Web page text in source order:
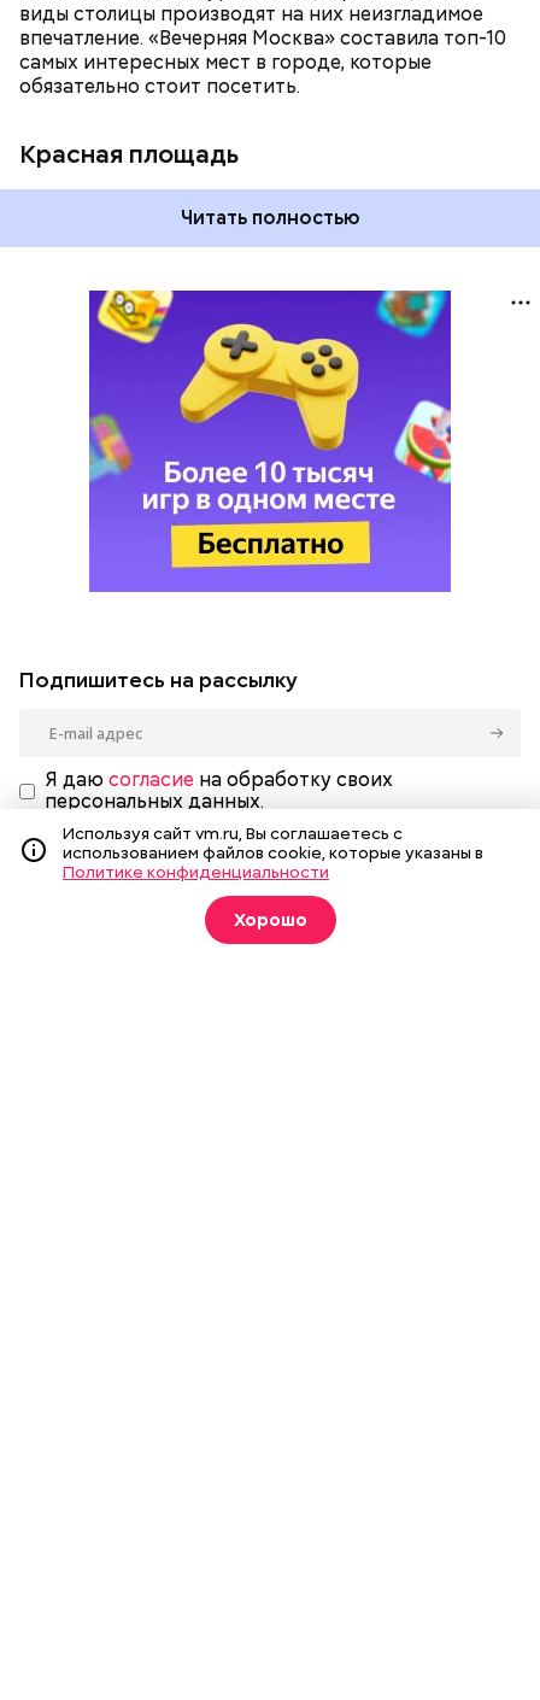
виды столицы производят на них неизгладимое
впечатление. «Вечерняя Москва» составила топ-10
самых интересных мест в городе, которые
обязательно стоит посетить.
Красная площадь
Читать полностью
Подпишитесь на рассылку
Я даюсогласие на обработку своих
персональных данных.
Вечерка ТВ
Архив газеты
Используя сайт vm.ru, Вы соглашаетесь с
использованием файлов cookie, которые указаны в
Политике конфиденциальности
Хорошо